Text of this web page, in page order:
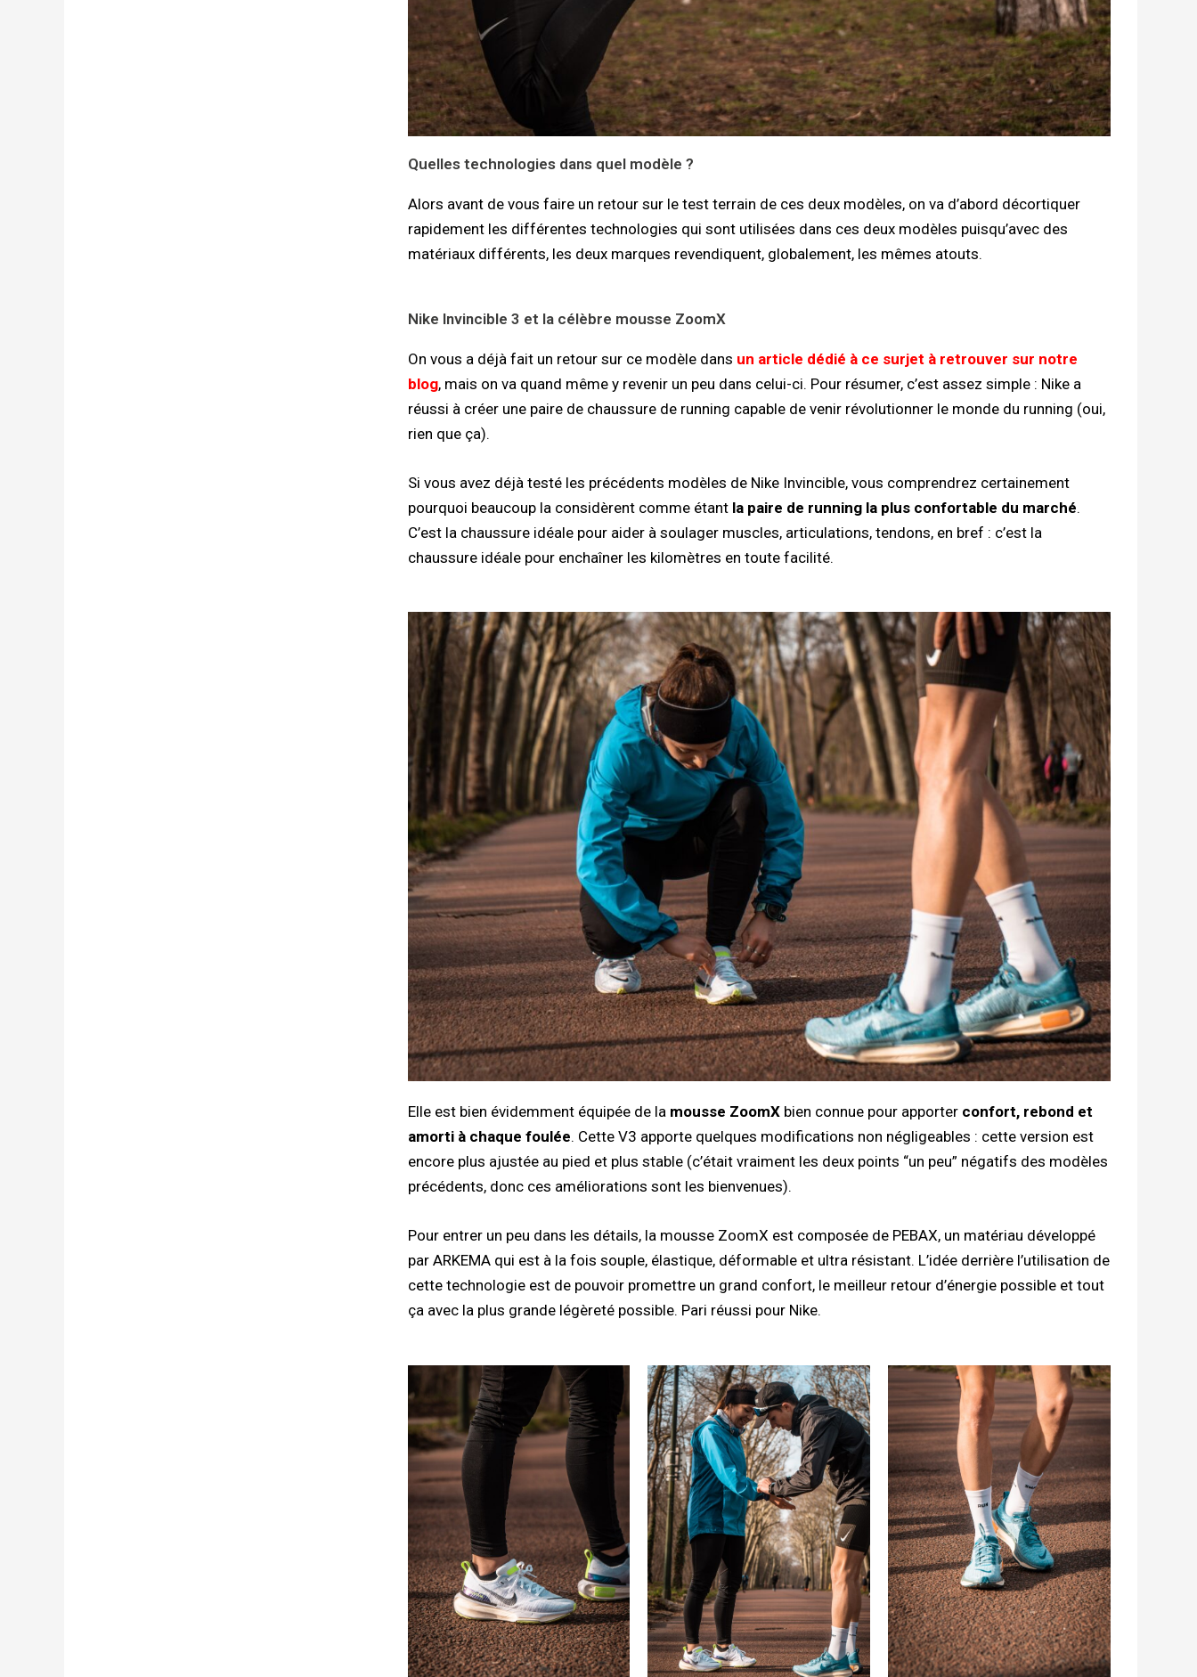
Quelles technologies dans quel modèle ?
Alors avant de vous faire un retour sur le test terrain de ces deux modèles, on va d’abord décortiquer
rapidement les différentes technologies qui sont utilisées dans ces deux modèles puisqu’avec des
matériaux différents, les deux marques revendiquent, globalement, les mêmes atouts.
Nike Invincible 3 et la célèbre mousse ZoomX
On vous a déjà fait un retour sur ce modèle dans un article dédié à ce surjet à retrouver sur notre
blog, mais on va quand même y revenir un peu dans celui-ci. Pour résumer, c’est assez simple : Nike a
réussi à créer une paire de chaussure de running capable de venir révolutionner le monde du running (oui,
rien que ça).
Si vous avez déjà testé les précédents modèles de Nike Invincible, vous comprendrez certainement
pourquoi beaucoup la considèrent comme étant la paire de running la plus confortable du marché.
C’est la chaussure idéale pour aider à soulager muscles, articulations, tendons, en bref : c’est la
chaussure idéale pour enchaîner les kilomètres en toute facilité.
Elle est bien évidemment équipée de la mousse ZoomX bien connue pour apporter confort, rebond et
amorti à chaque foulée. Cette V3 apporte quelques modifications non négligeables : cette version est
encore plus ajustée au pied et plus stable (c’était vraiment les deux points “un peu” négatifs des modèles
précédents, donc ces améliorations sont les bienvenues).
Pour entrer un peu dans les détails, la mousse ZoomX est composée de PEBAX, un matériau développé
par ARKEMA qui est à la fois souple, élastique, déformable et ultra résistant. L’idée derrière l’utilisation de
cette technologie est de pouvoir promettre un grand confort, le meilleur retour d’énergie possible et tout
ça avec la plus grande légèreté possible. Pari réussi pour Nike.